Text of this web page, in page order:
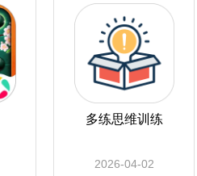
多练思维训练
2026-04-02